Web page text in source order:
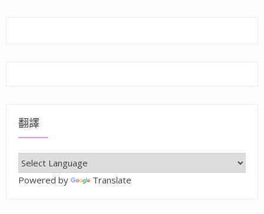
翻譯
Powered by Translate